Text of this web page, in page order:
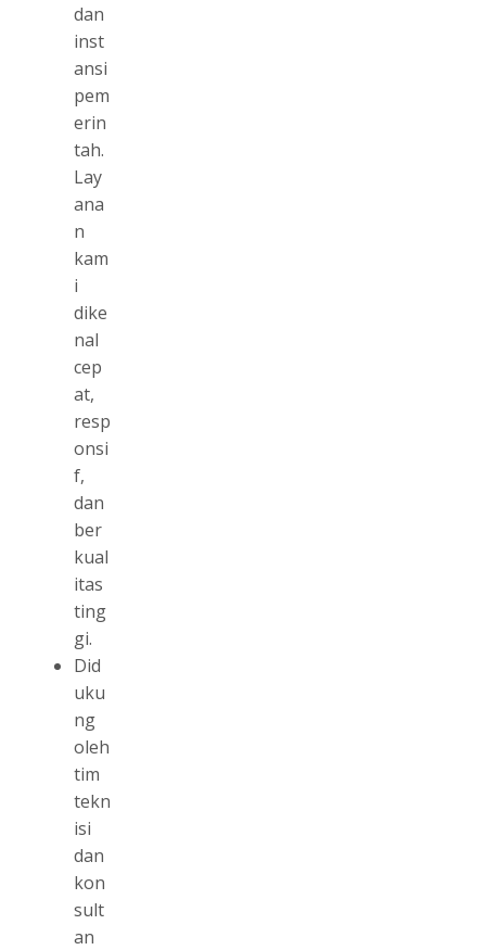
dan
inst
ansi
pem
erin
tah.
Lay
ana
n
kam
i
dike
nal
cep
at,
resp
onsi
f,
dan
ber
kual
itas
ting
gi.
Did
uku
ng
oleh
tim
tekn
isi
dan
kon
sult
an